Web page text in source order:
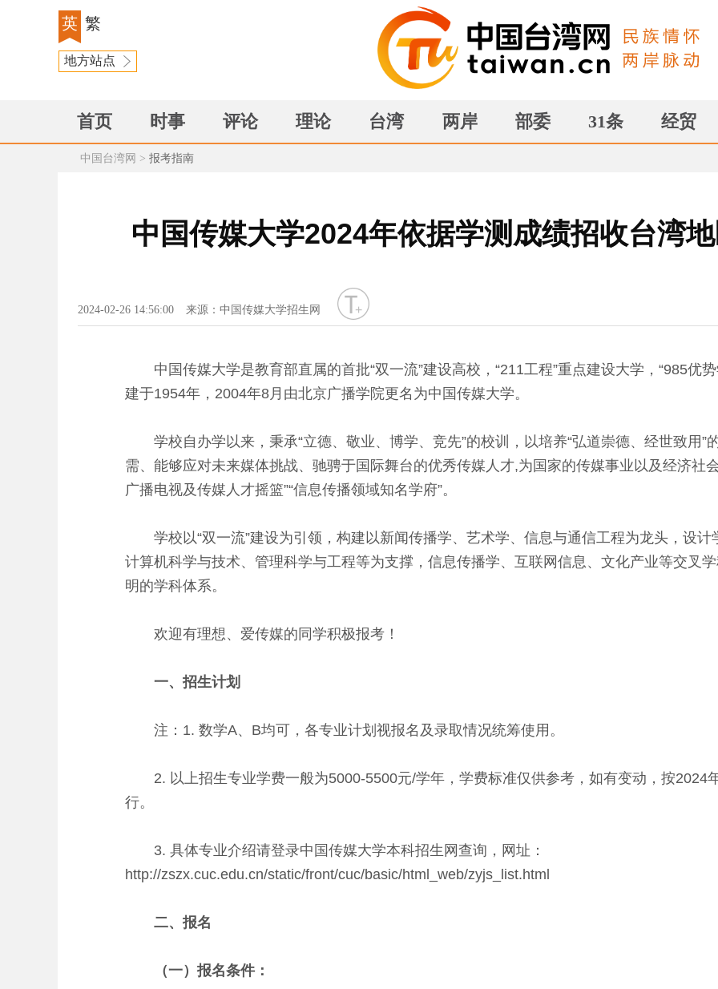
英 繁
地方站点
首页 时事 评论 理论 台湾 两岸 部委 31条 经贸
中国台湾网 > 报考指南
中国传媒大学2024年依据学测成绩招收台湾
2024-02-26 14:56:00 来源：中国传媒大学招生网
字号
中国传媒大学是教育部直属的首批“双一流”建设高校，“211工程”重点建设大学，“985优
建于1954年，2004年8月由北京广播学院更名为中国传媒大学。
学校自办学以来，秉承“立德、敬业、博学、竞先”的校训，以培养“弘道崇德、经世致用”
需、能够应对未来媒体挑战、驰骋于国际舞台的优秀传媒人才,为国家的传媒事业以及经济社
广播电视及传媒人才摇篮”“信息传播领域知名学府”。
学校以“双一流”建设为引领，构建以新闻传播学、艺术学、信息与通信工程为龙头，设计
计算机科学与技术、管理科学与工程等为支撑，信息传播学、互联网信息、文化产业等交叉
明的学科体系。
欢迎有理想、爱传媒的同学积极报考！
一、招生计划
注：1. 数学A、B均可，各专业计划视报名及录取情况统筹使用。
2. 以上招生专业学费一般为5000-5500元/学年，学费标准仅供参考，如有变动，按2024
行。
3. 具体专业介绍请登录中国传媒大学本科招生网查询，网址：
http://zszx.cuc.edu.cn/static/front/cuc/basic/html_web/zyjs_list.html
二、报名
（一） 报名条件：